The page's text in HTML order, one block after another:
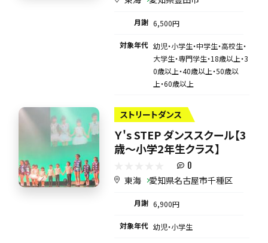
月謝 6,500円
対象年代 幼児・小学生・中学生・高校生・
大学生・専門学生・18歳以上・3
0歳以上・40歳以上・50歳以
上・60歳以上
ストリートダンス
Ｙ's STEP ダンススクール【3
歳～小学2年生クラス】
0
東海 愛知県名古屋市千種区
月謝 6,900円
対象年代 幼児・小学生